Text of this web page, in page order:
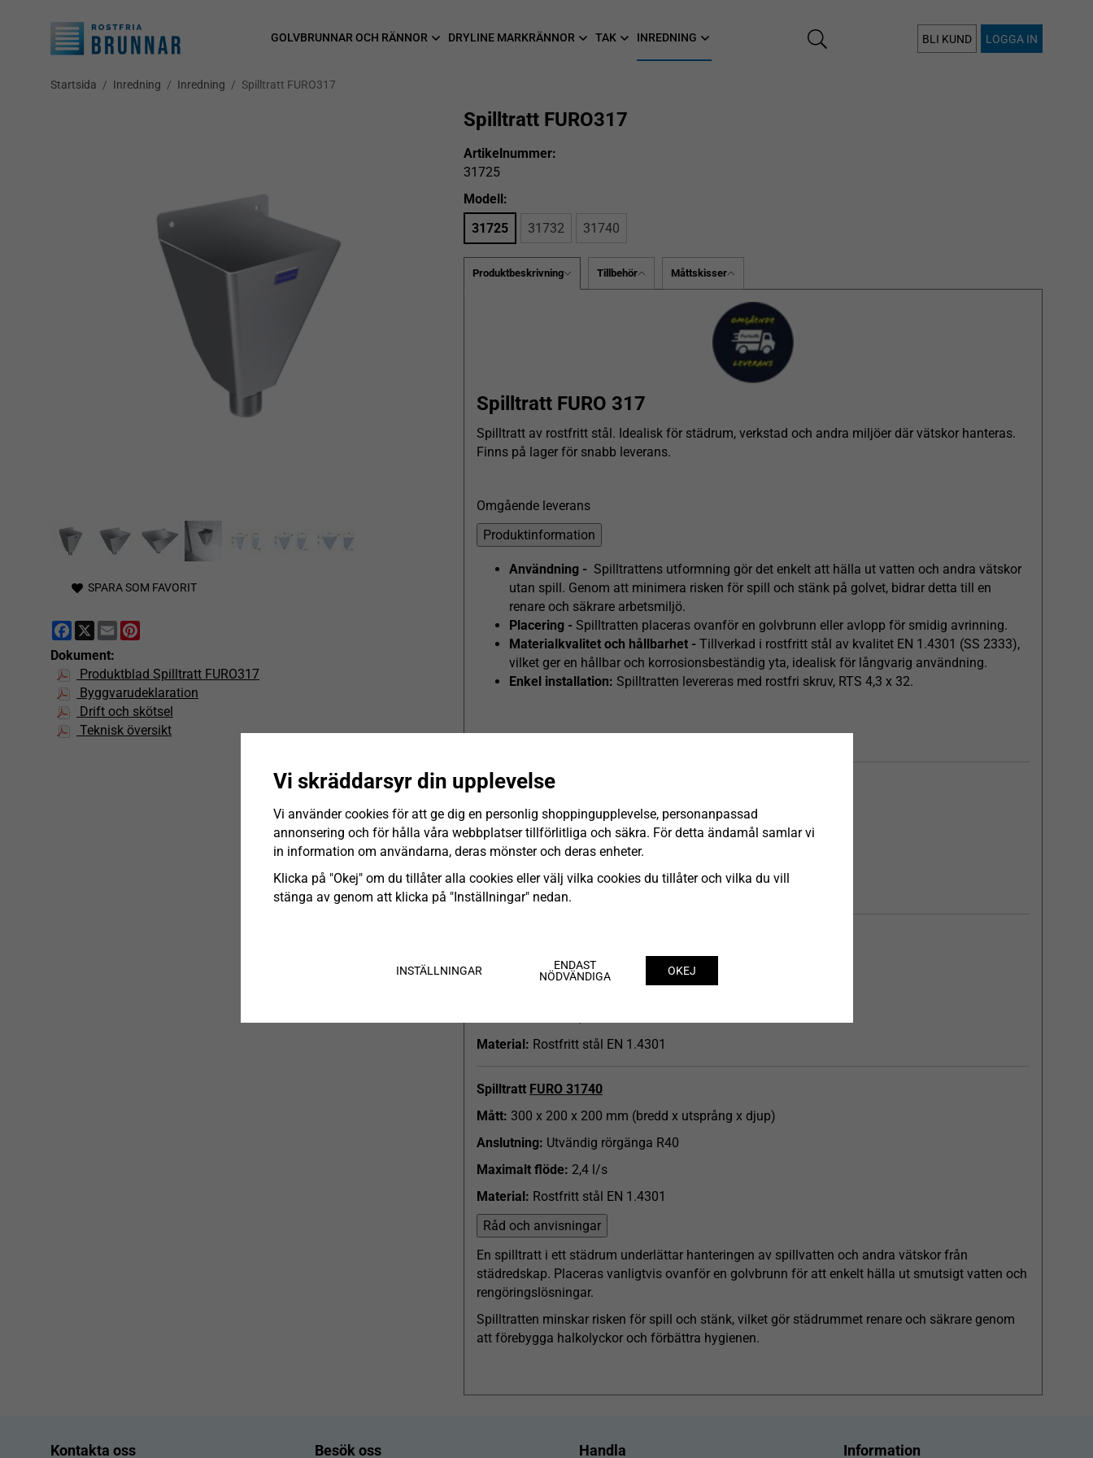
GOLVBRUNNAR OCH RÄNNOR DRYLINE MARKRÄNNOR TAK INREDNING BLI KUND LOGGA IN
Startsida / Inredning / Inredning / Spilltratt FURO317
Spilltratt FURO317
Artikelnummer:
31725
Modell:
31725
31732 31740
Produktbeskrivning Tillbehör Måttskisser
Spilltratt FURO 317
Spilltratt av rostfritt stål. Idealisk för städrum, verkstad och andra miljöer där vätskor hanteras. ​​​​​​
Finns på lager för snabb leverans.
Omgående leverans
Produktinformation
Användning - Spilltrattens utformning gör det enkelt att hälla ut vatten och andra vätskor
utan spill. Genom att minimera risken för spill och stänk på golvet, bidrar detta till en
renare och säkrare arbetsmiljö.
Placering - Spilltratten placeras ovanför en golvbrunn eller avlopp för smidig avrinning.
Materialkvalitet och hållbarhet - Tillverkad i rostfritt stål av kvalitet EN 1.4301 (SS 2333),
vilket ger en hållbar och korrosionsbeständig yta, idealisk för långvarig användning.
Enkel installation: Spilltratten levereras med rostfri skruv, RTS 4,3 x 32.
SpilltrattFURO 31725
Mått:135 x 120 x 165 mm (bredd x utsprång x djup)
Anslutning:Utvändig rörgänga R25
Material: Rostfritt stål EN 1.4301
Mått:
200 x 150 x 165 mm (bredd x utsprång x djup)
Utvändig rörgänga R32
Material: Rostfritt stål EN 1.4301
Spilltratt FURO 31740
Mått: 300 x 200 x 200 mm (bredd x utsprång x djup)
Anslutning: Utvändig rörgänga R40
Maximalt flöde: 2,4 l/s
Material: Rostfritt stål EN 1.4301
Råd och anvisningar
En spilltratt i ett städrum underlättar hanteringen av spillvatten och andra vätskor från
städredskap. Placeras vanligtvis ovanför en golvbrunn för att enkelt hälla ut smutsigt vatten och
rengöringslösningar.
Spilltratten minskar risken för spill och stänk, vilket gör städrummet renare och säkrare genom
att förebygga halkolyckor och förbättra hygienen.
SPARA SOM FAVORIT
Facebook
X Email
Dokument:
Produktblad Spilltratt FURO317
Byggvarudeklaration
Drift och skötsel
Teknisk översikt
Kontakta oss Besök oss Handla Information
Vi skräddarsyr din upplevelse
Vi använder cookies för att ge dig en personlig shoppingupplevelse, personanpassad
annonsering och för hålla våra webbplatser tillförlitliga och säkra. För detta ändamål samlar vi
in information om användarna, deras mönster och deras enheter.
Klicka på "Okej" om du tillåter alla cookies eller välj vilka cookies du tillåter och vilka du vill
stänga av genom att klicka på "Inställningar" nedan.
INSTÄLLNINGAR
ENDAST
NÖDVÄNDIGA
OKEJ